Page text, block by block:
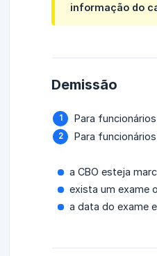
informação do
Demissão
Para funcionários
Para funcionários
a CBO esteja
exista um exame
a data do exame